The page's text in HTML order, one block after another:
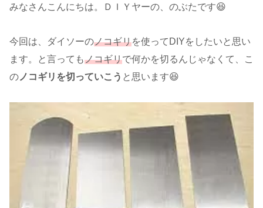
みなさんこんにちは。ＤＩＹヤーの、のぶたです😆
今回は、ダイソーのノコギリを使ってDIYをしたいと思い
ます。と言ってもノコギリで何かを切るんじゃなくて、こ
の ノコギリを切っていこう と思います😆